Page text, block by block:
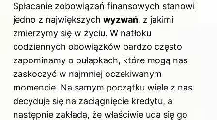
Spłacanie zobowiązań finansowych stanowi
jedno z największych wyzwań, z jakimi
zmierzymy się w życiu. W natłoku
codziennych obowiązków bardzo często
zapominamy o pułapkach, które mogą nas
zaskoczyć w najmniej oczekiwanym
momencie. Na samym początku wiele z nas
decyduje się na zaciągnięcie kredytu, a
następnie zakłada, że właściwie uda się go